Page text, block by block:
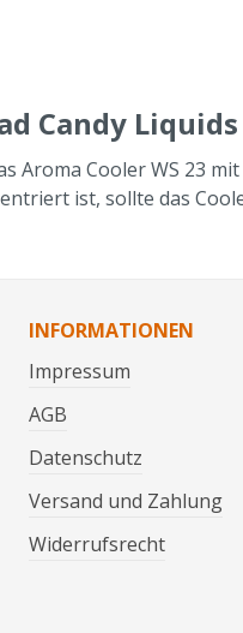
Candy Liquids
Aroma Cooler WS 23
ist, sollte das
INFORMATIONEN
Impressum
AGB
Datenschutz
Versand und Zahlung
Widerrufsrecht